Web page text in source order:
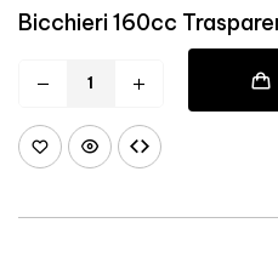
Bicchieri 160cc